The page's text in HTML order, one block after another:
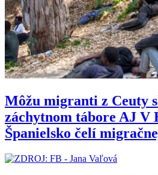
Môžu migranti z Ceuty
záchytnom tábore AJ V
Španielsko čelí